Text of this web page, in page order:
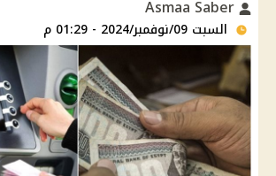
السبت 09/نوفمبر/2024 - 01:29 م